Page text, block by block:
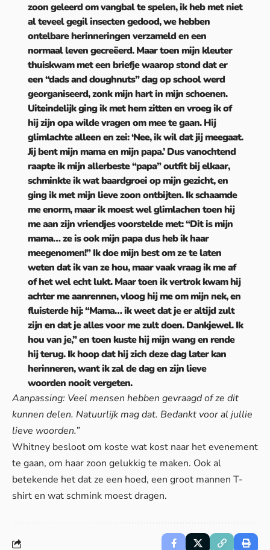
zoon geleerd om vangbal te spelen, ik heb met niet
al teveel gegil insecten gedood, we hebben
ontelbare herinneringen verzameld en een
normaal leven gecreëerd. Maar toen mijn kleuter
thuiskwam met een briefje waarop stond dat er
een “dads and doughnuts” dag op school werd
georganiseerd, zonk mijn hart in mijn schoenen.
Uiteindelijk ging ik met hem zitten en vroeg ik of
hij zijn opa wilde vragen om mee te gaan. Hij
glimlachte alleen en zei: ‘Nee, ik wil dat jij meegaat.
Jij bent mijn mama en mijn papa.’ Dus vanochtend
raapte ik mijn allerbeste “papa” outfit bij elkaar,
schminkte ik wat baardgroei op mijn gezicht, en
ging ik met mijn lieve zoon ontbijten. Ik schaamde
me enorm, maar ik moest wel glimlachen toen hij
me aan zijn vriendjes voorstelde met: “Dit is mijn
mama… ze is ook mijn papa dus heb ik haar
meegenomen!” Ik doe mijn best om ze te laten
weten dat ik van ze hou, maar vaak vraag ik me af
of het wel echt lukt. Maar toen ik vertrok kwam hij
achter me aanrennen, vloog hij me om mijn nek, en
fluisterde hij: “Mama… ik weet dat je er altijd zult
zijn en dat je alles voor me zult doen. Dankjewel. Ik
hou van je,” en toen kuste hij mijn wang en rende
hij terug. Ik hoop dat hij zich deze dag later kan
herinneren, want ik zal de dag en zijn lieve
woorden nooit vergeten.
Aanpassing: Veel mensen hebben gevraagd of ze dit
kunnen delen. Natuurlijk mag dat. Bedankt voor al jullie
lieve woorden.”
Whitney besloot om koste wat kost naar het evenement
te gaan, om haar zoon gelukkig te maken. Ook al
betekende het dat ze een hoed, een groot mannen T-
shirt en wat schmink moest dragen.